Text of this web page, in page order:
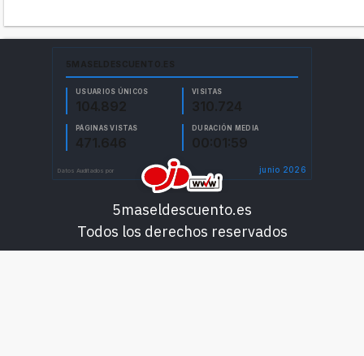
5maseldescuento.es
Todos los derechos reservados